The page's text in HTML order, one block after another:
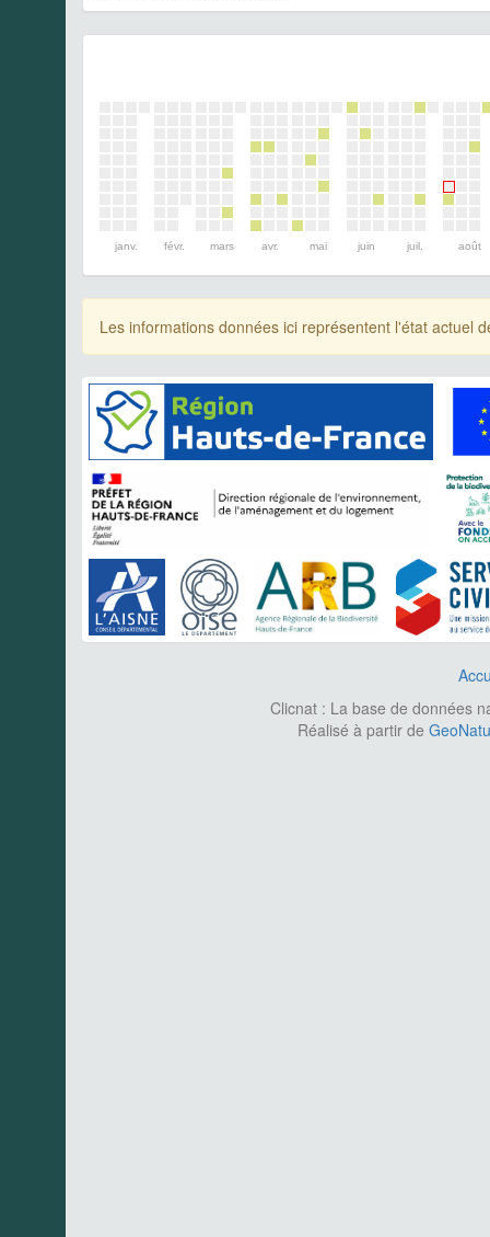
janv. févr. mars avr. mai juin juil. août
Les informations données ici représentent l'état actuel
Clicnat : La base de données
Réalisé à partir de